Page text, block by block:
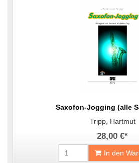
Saxofon-Jogging (alle
Tripp, Hartmut
28,00 €*
In den